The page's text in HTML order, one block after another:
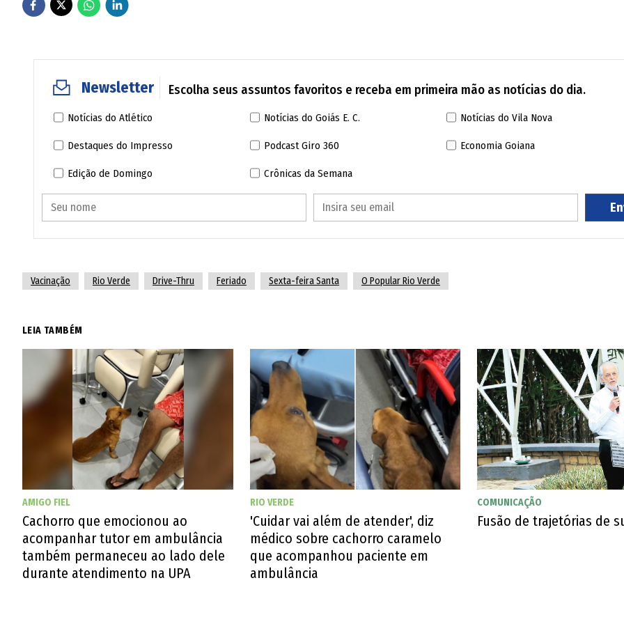
Newsletter Escolha seus assuntos favoritos e receba em primeira mão as notícias do dia.
Notícias do Atlético Notícias do Goiás E. C. Notícias do Vila Nova
Destaques do Impresso Podcast Giro 360 Economia Goiana
Edição de Domingo Crônicas da Semana
Vacinação Rio Verde Drive-Thru Feriado Sexta-feira Santa O Popular Rio Verde
LEIA TAMBÉM
AMIGO FIEL
Cachorro que emocionou ao
acompanhar tutor em ambulância
também permaneceu ao lado dele
durante atendimento na UPA
RIO VERDE
'Cuidar vai além de atender', diz
médico sobre cachorro caramelo
que acompanhou paciente em
ambulância
COMUNICAÇÃO
Fusão de trajetórias de